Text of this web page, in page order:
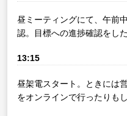
昼ミーティングにて、午前
認。目標への進捗確認をし
13:15
昼架電スタート。ときには
をオンラインで行ったりもし